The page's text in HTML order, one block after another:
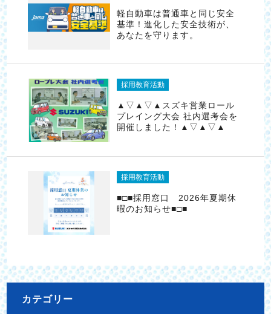
軽自動車は普通車と同じ安全
基準！進化した安全技術が、
あなたを守ります。
採用教育活動
▲▽▲▽▲スズキ営業ロール
プレイング大会 社内選考会を
開催しました！▲▽▲▽▲
採用教育活動
■□■採用窓口 2026年夏期休
暇のお知らせ■□■
カテゴリー